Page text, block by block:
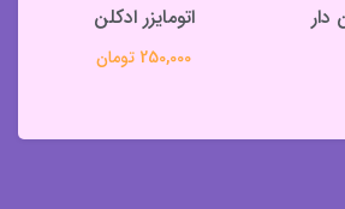
اتومایزر ادکلن
250,000 تومان